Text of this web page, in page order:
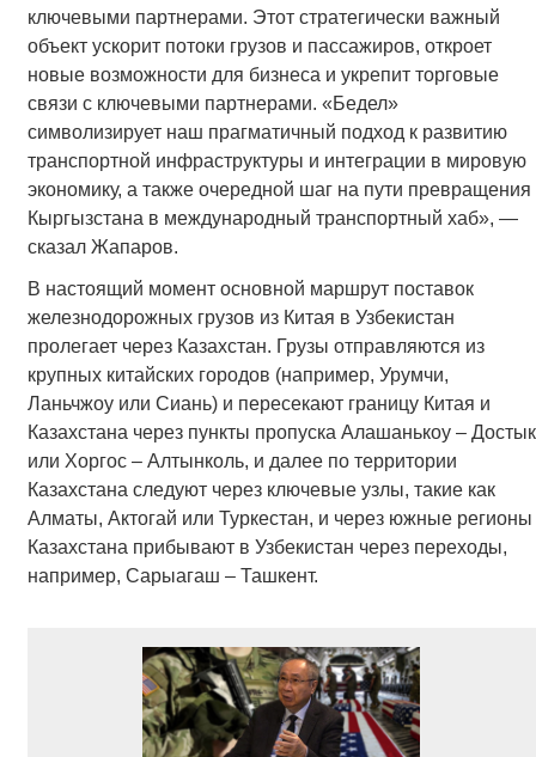
ключевыми партнерами. Этот стратегически важный
объект ускорит потоки грузов и пассажиров, откроет
новые возможности для бизнеса и укрепит торговые
связи с ключевыми партнерами. «Бедел»
символизирует наш прагматичный подход к развитию
транспортной инфраструктуры и интеграции в мировую
экономику, а также очередной шаг на пути превращения
Кыргызстана в международный транспортный хаб», —
сказал Жапаров.
В настоящий момент основной маршрут поставок
железнодорожных грузов из Китая в Узбекистан
пролегает через Казахстан. Грузы отправляются из
крупных китайских городов (например, Урумчи,
Ланьчжоу или Сиань) и пересекают границу Китая и
Казахстана через пункты пропуска Алашанькоу – Достык
или Хоргос – Алтынколь, и далее по территории
Казахстана следуют через ключевые узлы, такие как
Алматы, Актогай или Туркестан, и через южные регионы
Казахстана прибывают в Узбекистан через переходы,
например, Сарыагаш – Ташкент.